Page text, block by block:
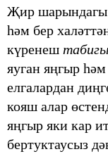
Җир шарындагы
һәм бер
күренеш
яуган яңгыр
елгалардан
кояш алар
яңгыр яки кар
бертук­таусыз